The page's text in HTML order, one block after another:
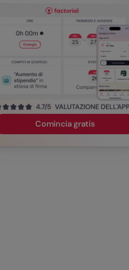
Comincia gratis